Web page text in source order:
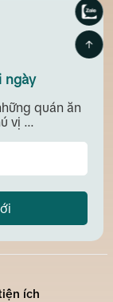
ngày
quán ăn
vị ...
ích